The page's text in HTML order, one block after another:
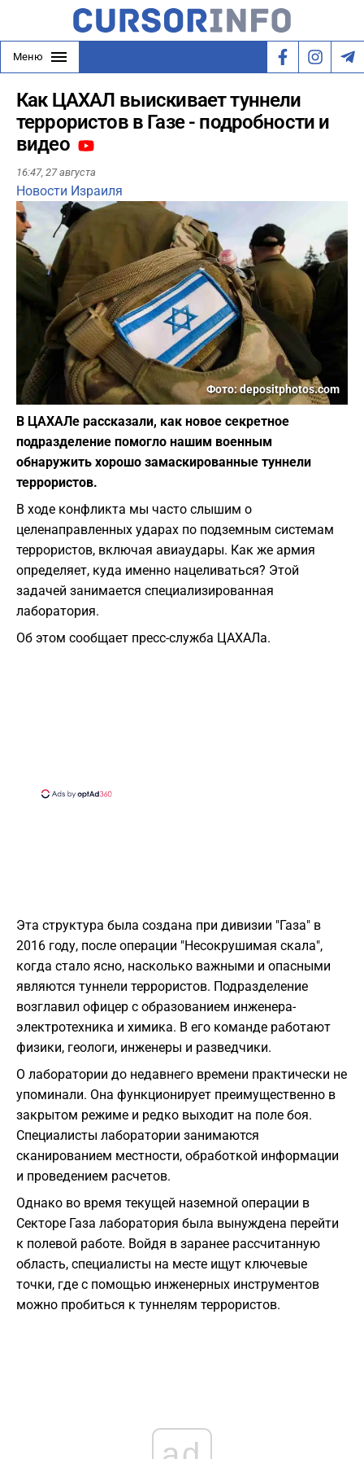
Меню
Как ЦАХАЛ выискивает туннели
террористов в Газе - подробности и
видео
16:47, 27 августа
Новости Израиля
Фото: depositphotos.com
В ЦАХАЛе рассказали, как новое секретное
подразделение помогло нашим военным
обнаружить хорошо замаскированные туннели
террористов.
В ходе конфликта мы часто слышим о
целенаправленных ударах по подземным системам
террористов, включая авиаудары. Как же армия
определяет, куда именно нацеливаться? Этой
задачей занимается специализированная
лаборатория.
Об этом сообщает пресс-служба ЦАХАЛа.
Эта структура была создана при дивизии "Газа" в
2016 году, после операции "Несокрушимая скала",
когда стало ясно, насколько важными и опасными
являются туннели террористов. Подразделение
возглавил офицер с образованием инженера-
электротехника и химика. В его команде работают
физики, геологи, инженеры и разведчики.
О лаборатории до недавнего времени практически не
упоминали. Она функционирует преимущественно в
закрытом режиме и редко выходит на поле боя.
Специалисты лаборатории занимаются
сканированием местности, обработкой информации
и проведением расчетов.
Однако во время текущей наземной операции в
Секторе Газа лаборатория была вынуждена перейти
к полевой работе. Войдя в заранее рассчитанную
область, специалисты на месте ищут ключевые
точки, где с помощью инженерных инструментов
можно пробиться к туннелям террористов.